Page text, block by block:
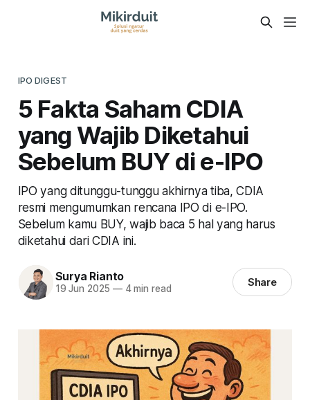
IPO DIGEST
5 Fakta Saham CDIA
yang Wajib Diketahui
Sebelum BUY di e-IPO
IPO yang ditunggu-tunggu akhirnya tiba, CDIA
resmi mengumumkan rencana IPO di e-IPO.
Sebelum kamu BUY, wajib baca 5 hal yang harus
diketahui dari CDIA ini.
Surya Rianto
19 Jun 2025 —4 min read Share